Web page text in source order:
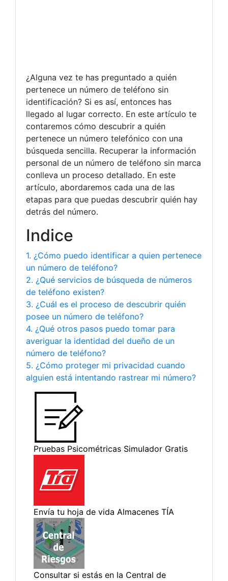
¿Alguna vez te has preguntado a quién
pertenece un número de teléfono sin
identificación? Si es así, entonces has
llegado al lugar correcto. En este artículo te
contaremos cómo descubrir a quién
pertenece un número telefónico con una
búsqueda sencilla. Recuperar la información
personal de un número de teléfono sin marca
conlleva un proceso detallado. En este
artículo, abordaremos cada una de las
etapas para que puedas descubrir quién hay
detrás del número.
Indice
1. ¿Cómo puedo identificar a quien pertenece
un número de teléfono?
2. ¿Qué servicios de búsqueda de números
de teléfono existen?
3. ¿Cuál es el proceso de descubrir quién
posee un número de teléfono?
4. ¿Qué otros pasos puedo tomar para
averiguar la identidad del dueño de un
número de teléfono?
5. ¿Cómo proteger mi privacidad cuando
alguien está intentando rastrear mi número?